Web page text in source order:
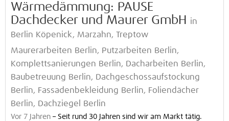
Wärmedämmung: PAUSE
Dachdecker und Maurer GmbH
in
Berlin Köpenick, Marzahn, Treptow
Maurerarbeiten Berlin, Putzarbeiten Berlin,
Komplettsanierungen Berlin, Dacharbeiten Berlin,
Baubetreuung Berlin, Dachgeschossaufstockung
Berlin, Fassadenbekleidung Berlin, Foliendächer
Berlin, Dachziegel Berlin
Vor 7 Jahren – Seit rund 30 Jahren sind wir am Markt tätig.